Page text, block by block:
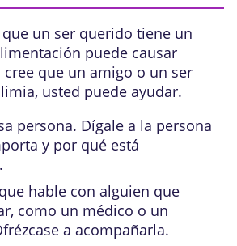
un ser querido tiene un
puede causar
que un amigo o un ser
usted puede ayudar.
persona. Dígale a la persona
y por qué está
hable con alguien que
como un médico o un
a acompañarla.